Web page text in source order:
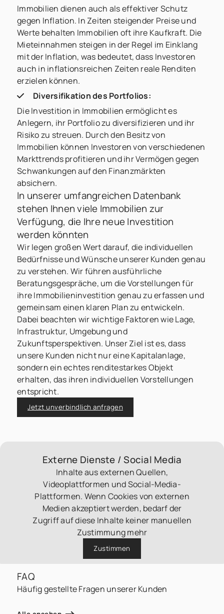
Immobilien dienen auch als effektiver Schutz
gegen Inflation. In Zeiten steigender Preise und
Werte behalten Immobilien oft ihre Kaufkraft. Die
Mieteinnahmen steigen in der Regel im Einklang
mit der Inflation, was bedeutet, dass Investoren
auch in inflationsreichen Zeiten reale Renditen
erzielen können.
Diversifikation des Portfolios:
Die Investition in Immobilien ermöglicht es
Anlegern, ihr Portfolio zu diversifizieren und ihr
Risiko zu streuen. Durch den Besitz von
Immobilien können Investoren von verschiedenen
Markttrends profitieren und ihr Vermögen gegen
Schwankungen auf den Finanzmärkten
absichern.
In unserer umfangreichen Datenbank
stehen Ihnen viele Immobilien zur
Verfügung, die Ihre neue Investition
werden könnten
Wir legen großen Wert darauf, die individuellen
Bedürfnisse und Wünsche unserer Kunden genau
zu verstehen. Wir führen ausführliche
Beratungsgespräche, um die Vorstellungen für
ihre Immobilieninvestition genau zu erfassen und
gemeinsam einen klaren Plan zu entwickeln.
Dabei beachten wir wichtige Faktoren wie Lage,
Infrastruktur, Umgebung und
Zukunftsperspektiven. Unser Ziel ist es, dass
unsere Kunden nicht nur eine Kapitalanlage,
sondern ein echtes renditestarkes Objekt
erhalten, das ihren individuellen Vorstellungen
entspricht.
Jetzt unverbindlich anfragen
Externe Dienste / Social Media
Inhalte aus externen Quellen,
Videoplattformen und Social-Media-
Plattformen. Wenn Cookies von externen
Medien akzeptiert werden, bedarf der
Zugriff auf diese Inhalte keiner manuellen
Zustimmung mehr
Zustimmen
FAQ
Häufig gestellte Fragen unserer Kunden